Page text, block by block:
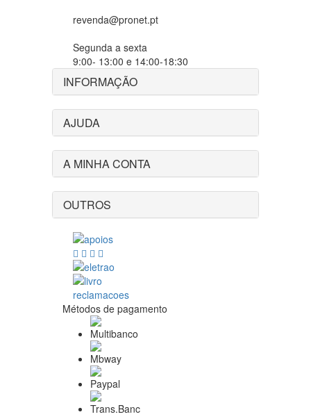
revenda@pronet.pt
Segunda a sexta
9:00- 13:00 e 14:00-18:30
INFORMAÇÃO
AJUDA
A MINHA CONTA
OUTROS
Métodos de pagamento